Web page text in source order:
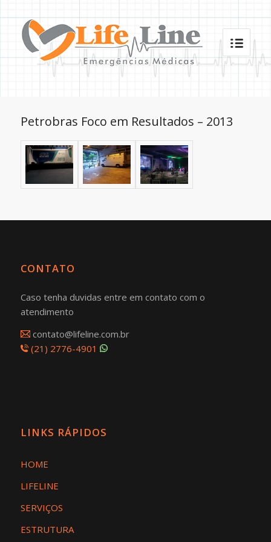
Petrobras Foco em Resultados – 2013
CONTATO
Caso tenha duvidas entre em contato com o
atendimento
contato@lifeline.com.br
(21) 2776-4901
LINKS RÁPIDOS
HOME
LIFELINE
SERVIÇOS
ESTRUTURA